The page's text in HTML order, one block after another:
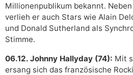
Millionenpublikum bekannt.
verlieh er auch Stars wie Alain
und Donald Sutherland als
Stimme.
06.12. Johnny Hallyday (74): Mit
ersang sich das französische